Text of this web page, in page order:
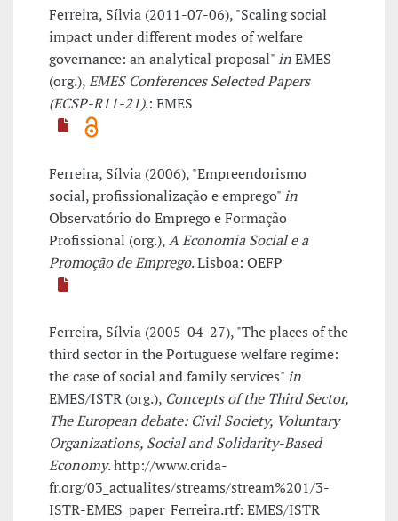
Ferreira, Sílvia (2011-07-06), "Scaling social
impact under different modes of welfare
governance: an analytical proposal"inEMES
(org.),EMES Conferences Selected Papers
(ECSP-R11-21).: EMES
Ferreira, Sílvia (2006), "Empreendorismo
social, profissionalização e emprego"in
Observatório do Emprego e Formação
Profissional (org.),A Economia Social e a
Promoção de Emprego. Lisboa: OEFP
Ferreira, Sílvia (2005-04-27), "The places of the
third sector in the Portuguese welfare regime:
the case of social and family services"in
EMES/ISTR (org.), Concepts of the Third Sector,
The European debate: Civil Society, Voluntary
Organizations, Social and Solidarity-Based
Economy. http://www.crida-
fr.org/03_actualites/streams/stream%201/3-
ISTR-EMES_paper_Ferreira.rtf: EMES/ISTR